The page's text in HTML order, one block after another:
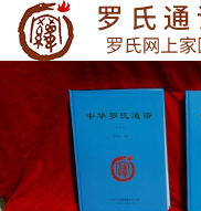
SKIP TO CONTENT